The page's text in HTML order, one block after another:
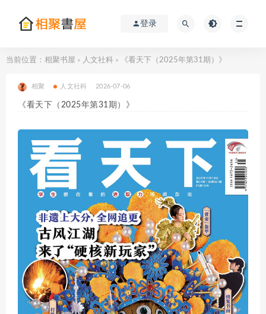
登录
当前位置： 相聚书屋 > 人文社科 > 《看天下（2025年第31期）》
相聚 人文社科 2026-07-06
《看天下（2025年第31期）》